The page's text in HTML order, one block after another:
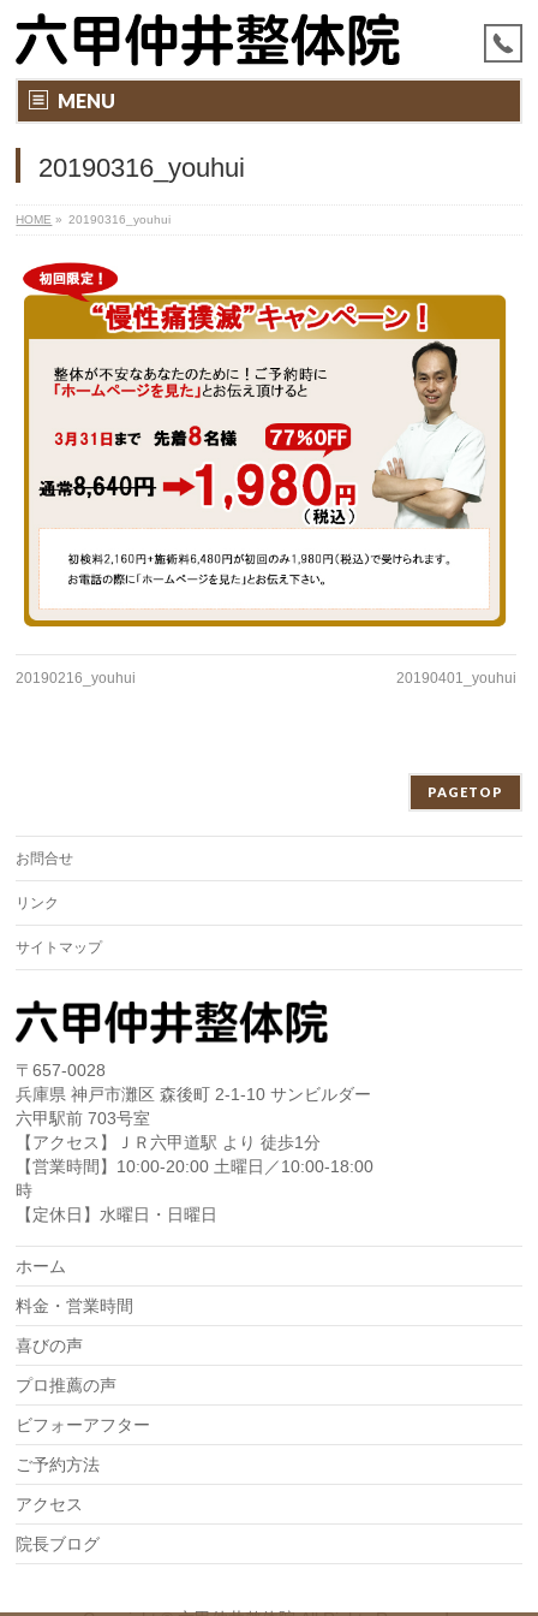
MENU
20190316_youhui
HOME » 20190316_youhui
20190216_youhui 20190401_youhui
PAGETOP
お問合せ
リンク
サイトマップ
〒657-0028
兵庫県 神戸市灘区 森後町 2-1-10 サンビルダー
六甲駅前 703号室
【アクセス】ＪＲ六甲道駅 より 徒歩1分
【営業時間】10:00-20:00 土曜日／10:00-18:00
時
【定休日】水曜日・日曜日
ホーム
料金・営業時間
喜びの声
プロ推薦の声
ビフォーアフター
ご予約方法
アクセス
院長ブログ